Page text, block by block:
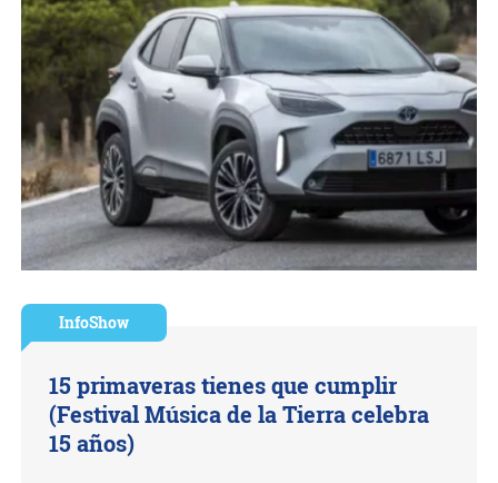
InfoShow
15 primaveras tienes que cumplir
(Festival Música de la Tierra celebra
15 años)